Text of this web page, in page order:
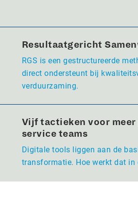
Resultaatgericht
RGS is een gestructureerde
direct ondersteunt bij
verduurzaming.
Vijf tactieken voor
service teams
Digitale tools liggen aan de
transformatie. Hoe werkt dat in